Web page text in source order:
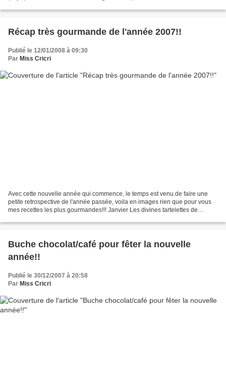
Récap très gourmande de l'année 2007!!
Publié le 12/01/2008 à 09:30
Par Miss Cricri
Avec cette nouvelle année qui commence, le temps est venu de faire une
petite retrospective de l'année passée, voila en images rien que pour vous
mes recettes les plus gourmandes!!! Janvier Les divines tartelettes de
Buche chocolat/café pour fêter la nouvelle
année!!
Publié le 30/12/2007 à 20:58
Par Miss Cricri